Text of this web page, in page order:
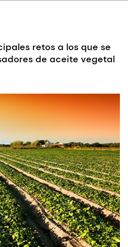
retos a los que se
de aceite vegetal